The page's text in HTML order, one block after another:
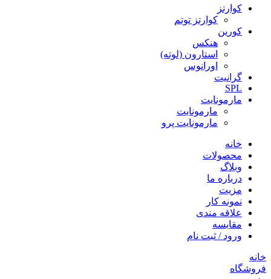
کوارتز
کوارتز توتم
کورین
هنکس
استارون (لوته)
اورانوس
گرانیت
SPL
مارمونایت
مارمونایت
مارمونایت پرو
خانه
محصولات
وبلاگ
درباره ما
مزیت
نمونه کار
علاقه مندی
مقایسه
ورود / ثبت نام
خانه
فروشگاه